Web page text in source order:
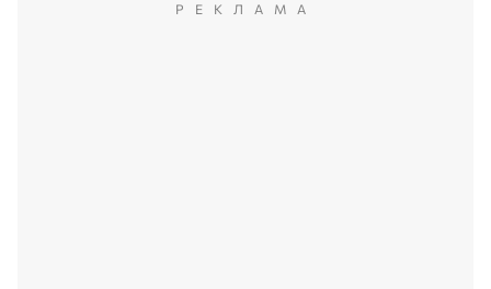
РЕКЛАМА